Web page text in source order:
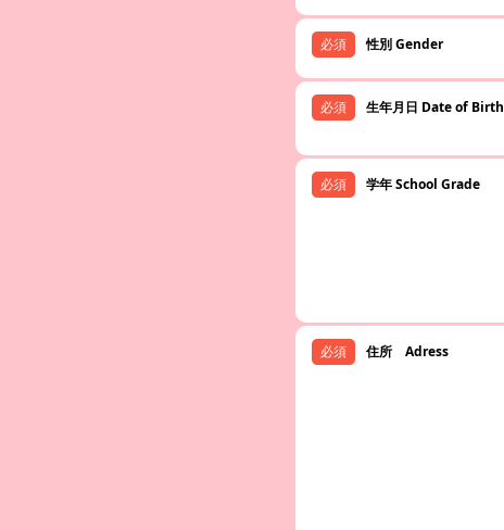
性別 Gender
生年月日 Date of Birth
学年 School Grade
住所 Adress